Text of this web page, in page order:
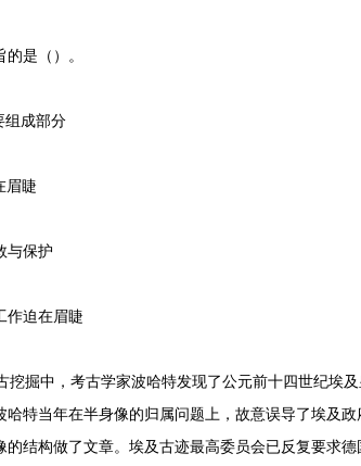
是（）。
成部分
睫
保护
迫在眉睫
中，考古学家波哈特发现了公元前十四世纪埃
特当年在半身像的归属问题上，故意误导了埃及
结构做了文章。埃及古迹最高委员会已反复要求德